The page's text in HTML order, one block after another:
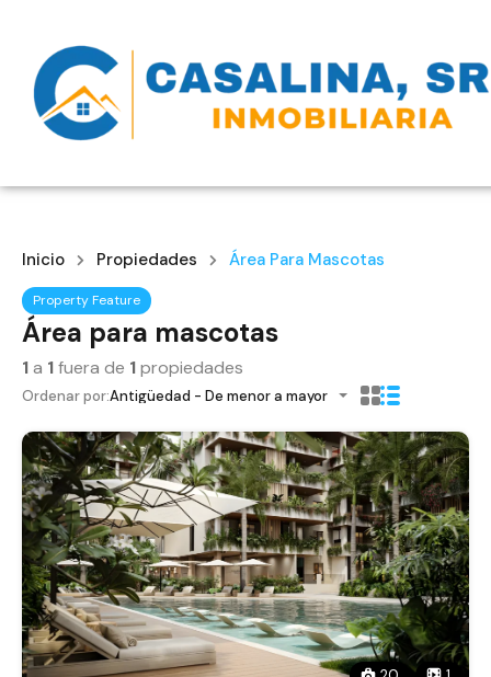
Inicio Propiedades Área Para Mascotas
Property Feature
Área para mascotas
1a 1fuera de 1propiedades
Ordenar por:Antigüedad - De menor a mayor